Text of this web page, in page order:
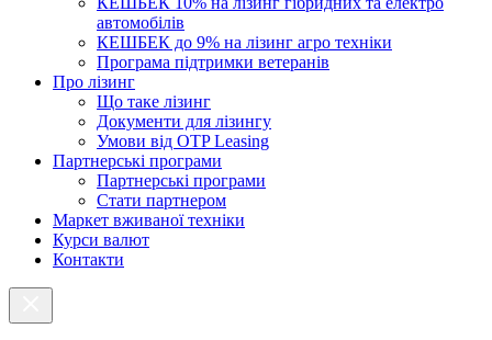
автомобілів
КЕШБЕК до 9% на лізинг агро техніки
Програма підтримки ветеранів
Про лізинг
Що таке лізинг
Документи для лізингу
Умови від OTP Leasing
Партнерські програми
Партнерські програми
Стати партнером
Маркет вживаної техніки
Курси валют
Контакти